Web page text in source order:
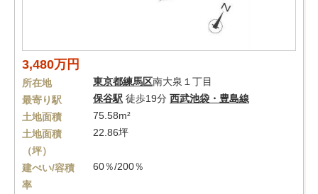
3,480万円
所在地 東京都練馬区南大泉１丁目
最寄り駅
保谷駅 徒歩19分 西武池袋・豊島線
土地面積
75.58m²
土地面積
（坪）
22.86坪
建ぺい/容積
率
60％/200％